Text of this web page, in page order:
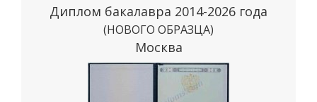
Диплом бакалавра 2014-2026 года
(НОВОГО ОБРАЗЦА)
Москва